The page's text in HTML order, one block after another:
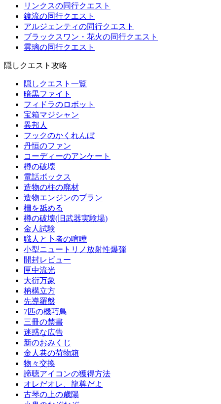
リンクスの同行クエスト
鏡流の同行クエスト
アルジェンティの同行クエスト
ブラックスワン・花火の同行クエスト
雲璃の同行クエスト
隠しクエスト攻略
隠しクエスト一覧
暗黒ファイト
フィドラのロボット
宝箱マジシャン
異邦人
フックのかくれんぼ
丹恒のファン
コーディーのアンケート
樽の破壊
電話ボックス
造物の柱の廃材
造物エンジンのプラン
柵を舐める
樽の破壊(旧武器実験場)
金人試験
職人と卜者の喧嘩
小型ニュートリノ放射性爆弾
開封レビュー
匣中流光
大衍万象
枘構立方
先導羅盤
7匹の機巧鳥
三冊の禁書
迷惑な広告
新のおみくじ
金人巷の荷物箱
物々交換
諦聴アイコンの獲得方法
オレだオレ、龍尊だよ
古琴の上の歳陽